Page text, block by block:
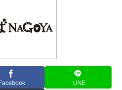
LINE